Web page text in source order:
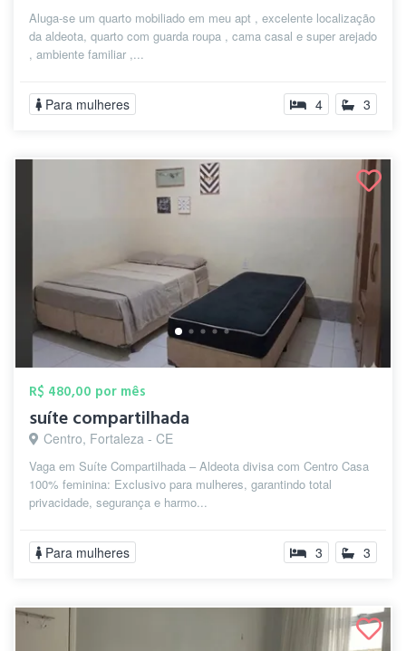
Aluga-se um quarto mobiliado em meu apt , excelente localização
da aldeota, quarto com guarda roupa , cama casal e super arejado
, ambiente familiar ,...
Para mulheres 4 3
R$ 480,00 por mês
suíte compartilhada
Centro, Fortaleza - CE
Vaga em Suíte Compartilhada – Aldeota divisa com Centro Casa
100% feminina: Exclusivo para mulheres, garantindo total
privacidade, segurança e harmo...
Para mulheres 3 3